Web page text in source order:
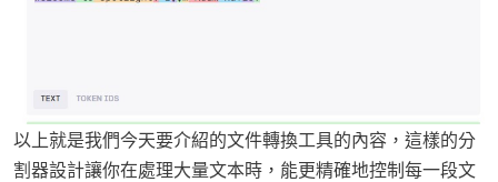
以上就是我們今天要介紹的文件轉換工具的內容，這樣的分
割器設計讓你在處理大量文本時，能更精確地控制每一段文